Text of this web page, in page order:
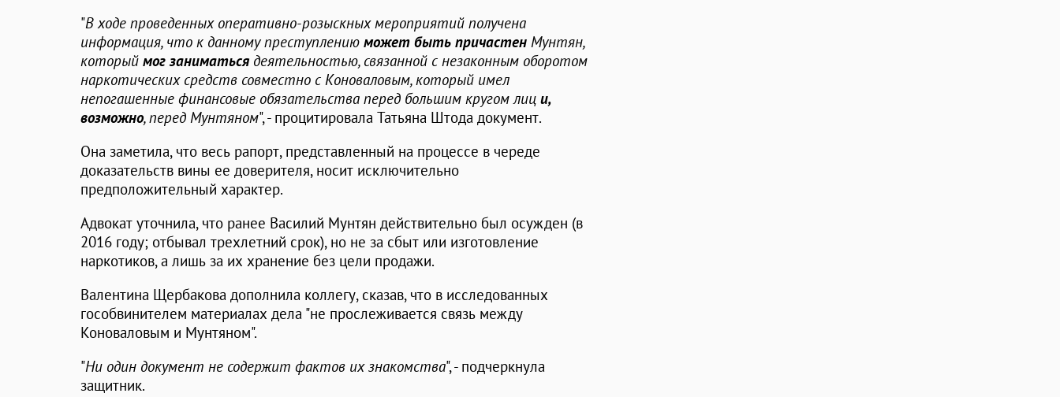
"В ходе проведенных оперативно-розыскных мероприятий получена
информация, что к данному преступлению может быть причастен Мунтян,
который мог заниматься деятельностью, связанной с незаконным оборотом
наркотических средств совместно с Коноваловым, который имел
непогашенные финансовые обязательства перед большим кругом лиц и,
возможно, перед Мунтяном", - процитировала Татьяна Штода документ.
Она заметила, что весь рапорт, представленный на процессе в череде
доказательств вины ее доверителя, носит исключительно
предположительный характер.
Адвокат уточнила, что ранее Василий Мунтян действительно был осужден (в
2016 году; отбывал трехлетний срок), но не за сбыт или изготовление
наркотиков, а лишь за их хранение без цели продажи.
Валентина Щербакова дополнила коллегу, сказав, что в исследованных
гособвинителем материалах дела "не прослеживается связь между
Коноваловым и Мунтяном".
"Ни один документ не содержит фактов их знакомства", - подчеркнула
защитник.